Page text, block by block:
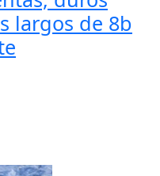
largos de 8b